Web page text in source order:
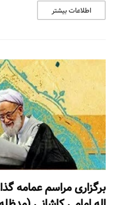
اطلاعات بیشتر
برگزاری مراسم عمامه